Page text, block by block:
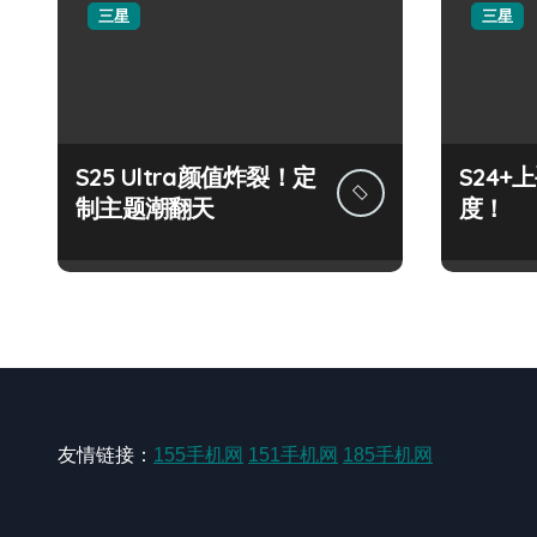
三星
S25 Ultra颜值炸裂！定
制主题潮翻天
三星
S24+
度！
友情链接： 155手机网 151手机网 185手机网